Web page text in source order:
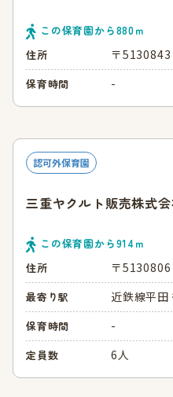
この保育園から880ｍ
住所
〒
保育時間 -
認可外保育園
三重ヤクルト販売株式
この保育園から914 ｍ
住所
〒
最寄り駅 近鉄線平
保育時間 -
定員数 6人